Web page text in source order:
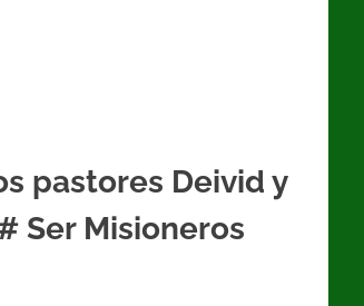
pastores Deivid y
Ser Misioneros